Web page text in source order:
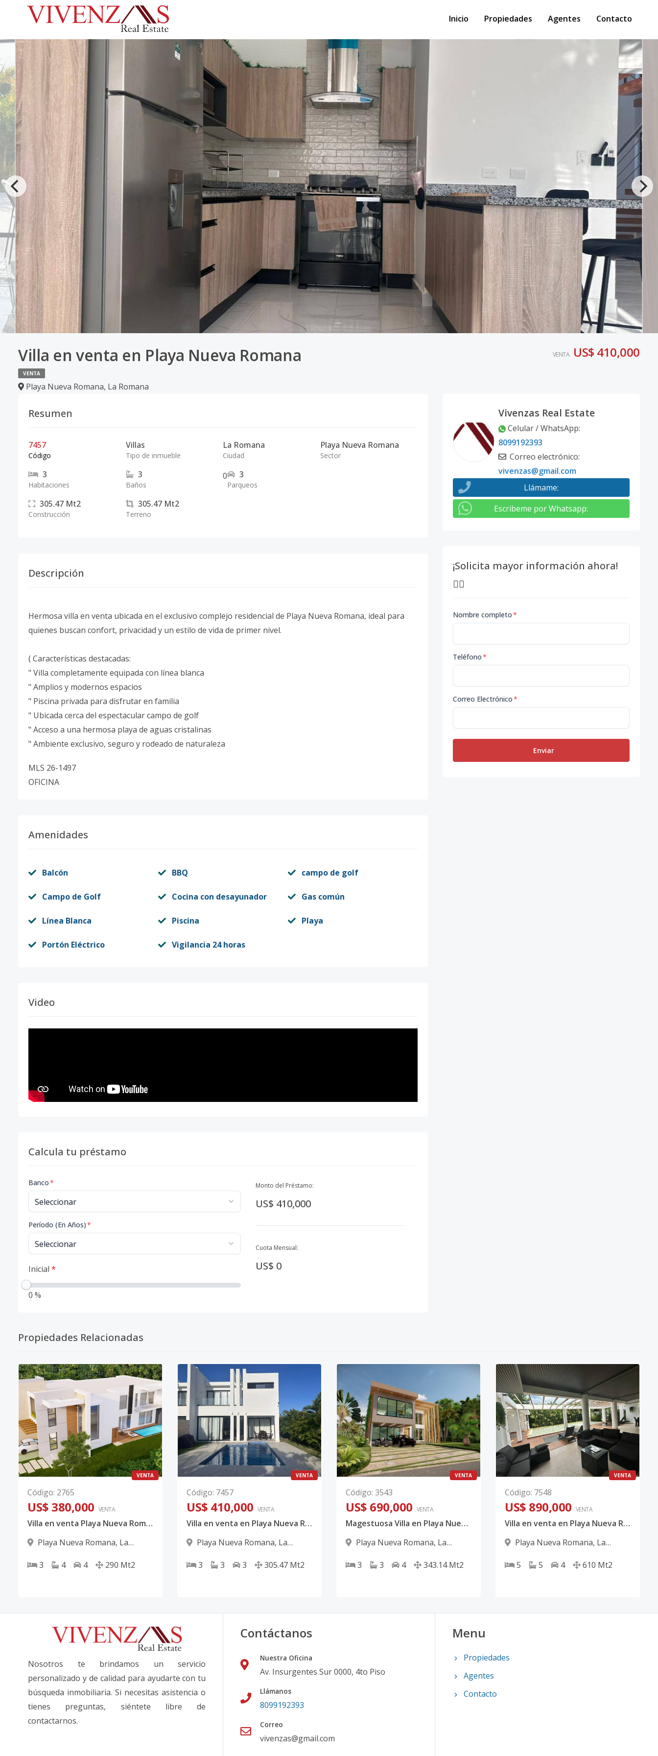
Inicio Propiedades Agentes Contacto
Villa en venta en Playa Nueva Romana
VENTA
Playa Nueva Romana, La Romana
VENTA US$ 410,000
Resumen
7457
Código
Villas
Tipo de inmueble
La Romana
Ciudad
Playa Nueva Romana
Sector
3
Habitaciones
3
Baños
0 3
Parqueos
305.47 Mt2
Construcción
305.47 Mt2
Terreno
Descripción
Hermosa villa en venta ubicada en el exclusivo complejo residencial de Playa Nueva Romana, ideal para
quienes buscan confort, privacidad y un estilo de vida de primer nivel.
( Características destacadas:
" Villa completamente equipada con línea blanca
" Amplios y modernos espacios
" Piscina privada para disfrutar en familia
" Ubicada cerca del espectacular campo de golf
" Acceso a una hermosa playa de aguas cristalinas
" Ambiente exclusivo, seguro y rodeado de naturaleza
MLS 26-1497
OFICINA
Amenidades
Balcón BBQ campo de golf
Campo de Golf Cocina con desayunador Gas común
Línea Blanca Piscina Playa
Portón Eléctrico Vigilancia 24 horas
Video
Calcula tu préstamo
Banco*
Período (En Años)*
Inicial *
0 %
Monto del Préstamo:
US$ 410,000
Cuota Mensual:
US$ 0
Vivenzas Real Estate
Celular / WhatsApp:
8099192393
Correo electrónico:
vivenzas@gmail.com
Llámame:
Escribeme por Whatsapp:
¡Solicita mayor información ahora!
👇🏽
Nombre completo*
Teléfono*
Correo Electrónico*
Enviar
Propiedades Relacionadas
VENTA
Código: 2765
US$ 380,000 VENTA
Villa en venta Playa Nueva Romana
Playa Nueva Romana, La
3
4 4 290 Mt2
VENTA
Código: 7457
US$ 410,000 VENTA
Villa en venta en Playa Nueva Romana
Playa Nueva Romana, La
3
3 3 305.47 Mt2
VENTA
Código: 3543
US$ 690,000 VENTA
Magestuosa Villa en Playa Nueva Romana
Playa Nueva Romana, La
3
3 4 343.14 Mt2
VENTA
Código: 7548
US$ 890,000 VENTA
Villa en venta en Playa Nueva Romana
Playa Nueva Romana, La
5
5 4 610 Mt2
Nosotros te brindamos un servicio
personalizado y de calidad para ayudarte con tu
búsqueda inmobiliaria. Si necesitas asistencia o
tienes preguntas, siéntete libre de
contactarnos.
Contáctanos
Nuestra Oficina
Av. Insurgentes Sur 0000, 4to Piso
Llámanos
8099192393
Correo
vivenzas@gmail.com
Menu
Propiedades
Agentes
Contacto